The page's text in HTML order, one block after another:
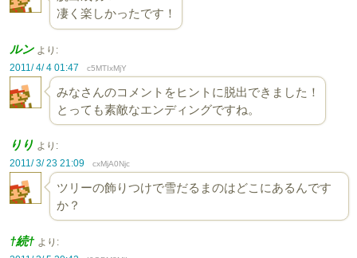
凄く楽しかったです！
ルン より:
2011/ 4/ 4 01:47
c5MTIxMjY
みなさんのコメントをヒントに脱出できました！
とっても素敵なエンディングですね。
りり より:
2011/ 3/ 23 21:09
cxMjA0Njc
ツリーの飾りつけで雪だるまのはどこにあるんです
か？
†続† より: